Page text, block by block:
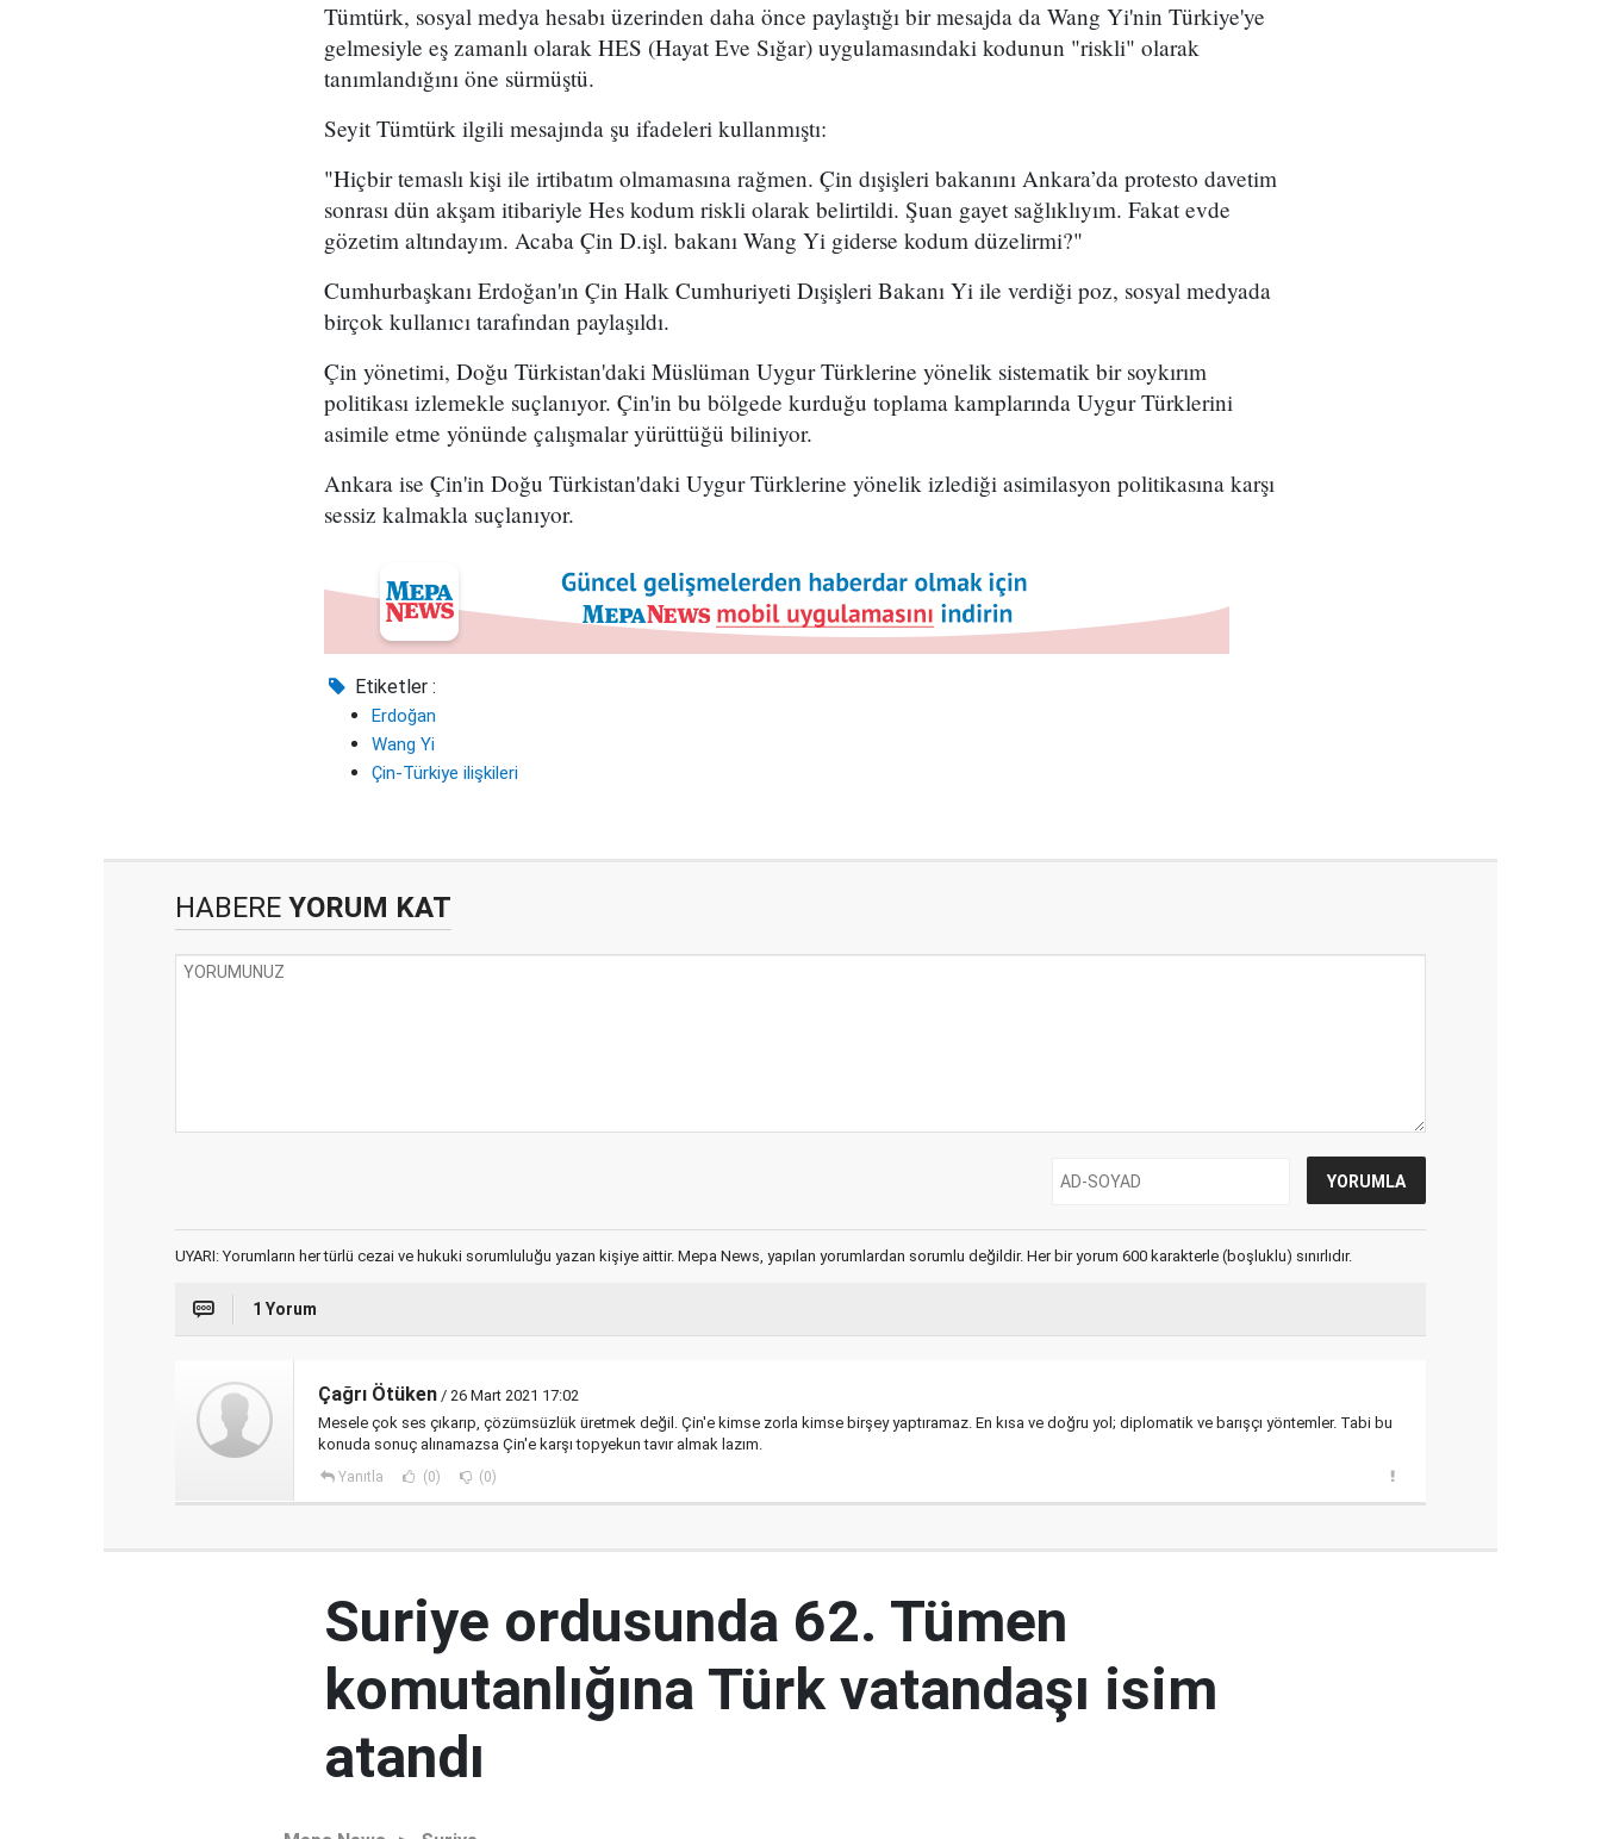
Tümtürk, sosyal medya hesabı üzerinden daha önce paylaştığı bir mesajda da Wang Yi'nin Türkiye'ye
gelmesiyle eş zamanlı olarak HES (Hayat Eve Sığar) uygulamasındaki kodunun "riskli" olarak
tanımlandığını öne sürmüştü.
Seyit Tümtürk ilgili mesajında şu ifadeleri kullanmıştı:
"Hiçbir temaslı kişi ile irtibatım olmamasına rağmen. Çin dışişleri bakanını Ankara’da protesto davetim
sonrası dün akşam itibariyle Hes kodum riskli olarak belirtildi. Şuan gayet sağlıklıyım. Fakat evde
gözetim altındayım. Acaba Çin D.işl. bakanı Wang Yi giderse kodum düzelirmi?"
Cumhurbaşkanı Erdoğan'ın Çin Halk Cumhuriyeti Dışişleri Bakanı Yi ile verdiği poz, sosyal medyada
birçok kullanıcı tarafından paylaşıldı.
Çin yönetimi, Doğu Türkistan'daki Müslüman Uygur Türklerine yönelik sistematik bir soykırım
politikası izlemekle suçlanıyor. Çin'in bu bölgede kurduğu toplama kamplarında Uygur Türklerini
asimile etme yönünde çalışmalar yürüttüğü biliniyor.
Ankara ise Çin'in Doğu Türkistan'daki Uygur Türklerine yönelik izlediği asimilasyon politikasına karşı
sessiz kalmakla suçlanıyor.
Etiketler :
Erdoğan
Wang Yi
Çin-Türkiye ilişkileri
HABERE YORUM KAT
UYARI: Yorumların her türlü cezai ve hukuki sorumluluğu yazan kişiye aittir. Mepa News, yapılan yorumlardan sorumlu değildir. Her bir yorum 600 karakterle (boşluklu) sınırlıdır.
1 Yorum
Çağrı Ötüken / 26 Mart 2021 17:02
Mesele çok ses çıkarıp, çözümsüzlük üretmek değil. Çin'e kimse zorla kimse birşey yaptıramaz. En kısa ve doğru yol; diplomatik ve barışçı yöntemler. Tabi bu
konuda sonuç alınamazsa Çin'e karşı topyekun tavır almak lazım.
Yanıtla (0) (0)
Suriye ordusunda 62. Tümen
komutanlığına Türk vatandaşı isim
atandı